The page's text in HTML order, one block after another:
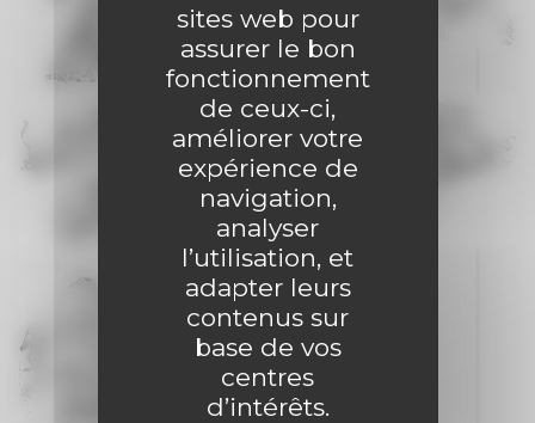
sites web pour
assurer le bon
fonctionnement
de ceux-ci,
améliorer votre
expérience de
navigation,
analyser
l’utilisation, et
adapter leurs
contenus sur
base de vos
centres
d’intérêts.